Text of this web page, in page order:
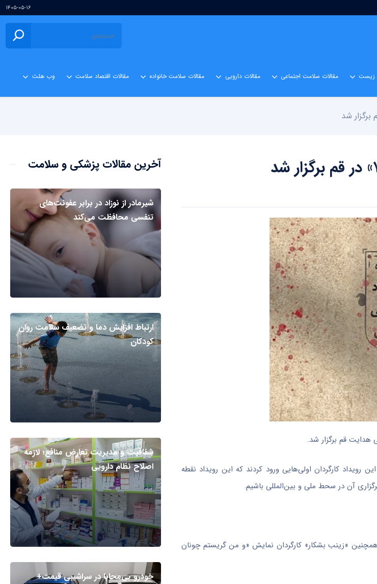
۱۴۰۵-۰۵-۱۶
زیست مقالات سلامت اجتماعی مقالات دارویی مقالات سلامت خانواده مقالات اقتصاد سلامت وب هلث
کارگردان اولی‌هایی ورود کردند که این رویداد نقطه
آن در سحط ملی و بین‌المللی باشیم.
همچنین «زینب بشکار» کارگردان نمایش «و من گریستم چونان
آخرین مقالات پزشکی و سلامت
شیرمادر از نوزاد در برابر عفونت‌های
تنفسی محافظت می‌کند
ارتباط افزایش دما و تضعیف سلامت روان
کودکان
شفافیت و مدیریت تعارض منافع؛ لازمه
اصلاح نظام دارویی
خودرو بی‌محابا در سراشیبی قیمت+